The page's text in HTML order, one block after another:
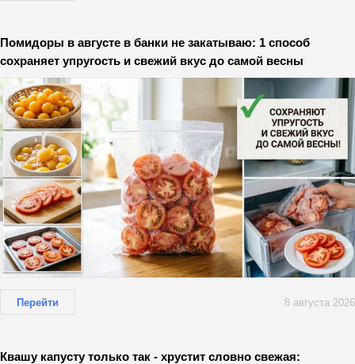
Помидоры в августе в банки не закатываю: 1 способ
сохраняет упругость и свежий вкус до самой весны
Перейти 8 августа 2026
Квашу капусту только так - хрустит словно свежая: